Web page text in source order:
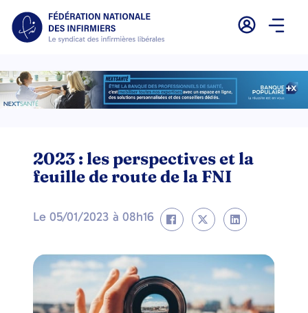
2023 : les perspectives et la
feuille de route de la FNI
Le 05/01/2023 à 08h16